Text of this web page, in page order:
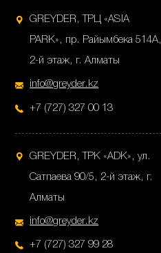
GREYDER, ТРЦ «ASIA
PARK», пр. Райымбека 514А,
2-й этаж, г. Алматы
info@greyder.kz
+7 (727) 327 00 13
GREYDER, ТРК «ADK», ул.
Сатпаева 90/5, 2-й этаж, г.
Алматы
info@greyder.kz
+7 (727) 327 99 28